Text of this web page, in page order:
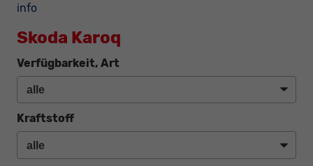
info
Skoda Karoq
Verfügbarkeit, Art
Kraftstoff